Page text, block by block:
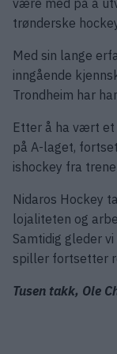
trønderske
Med sin lange
inngående
Trondheim har
Etter å ha vært et
på A-laget,
ishockey fra
Nidaros Hockey
lojaliteten og
Samtidig gleder
spiller fortsetter
Tusen takk, Ole